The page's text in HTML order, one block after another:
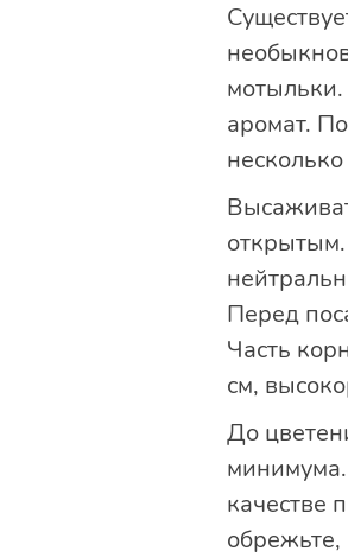
аромат.
открытым.
Перед
Часть
см,
До
качестве